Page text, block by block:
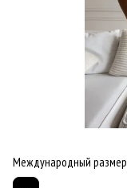
Международный размер